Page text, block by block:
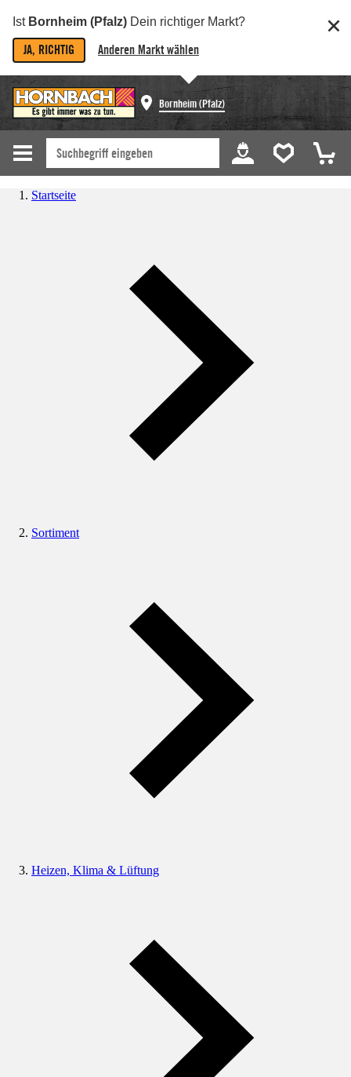
Ist Bornheim (Pfalz) Dein richtiger Markt?
JA, RICHTIG Anderen Markt wählen
Bornheim (Pfalz)
Startseite
Sortiment
Heizen, Klima & Lüftung